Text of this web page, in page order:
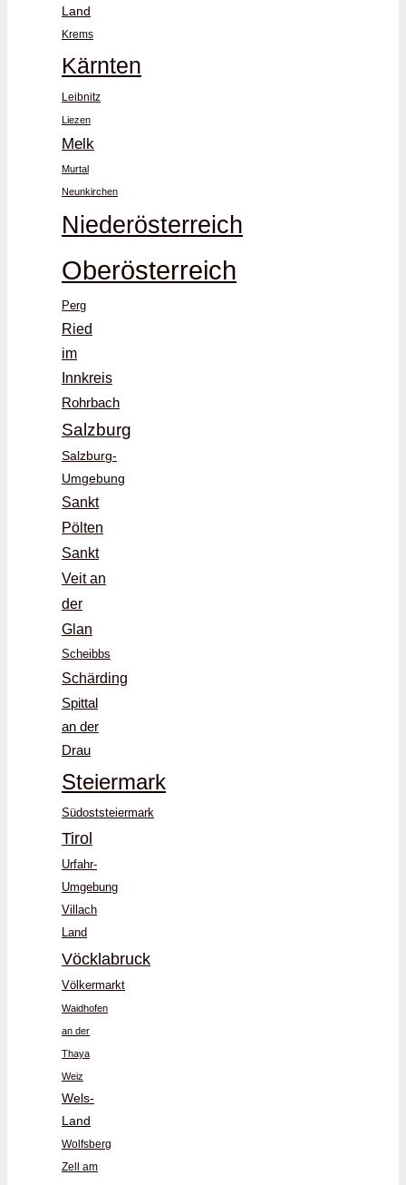
Land
Krems
Kärnten
Leibnitz
Liezen
Melk
Murtal
Neunkirchen
Niederösterreich
Oberösterreich
Perg
Ried
im
Innkreis
Rohrbach
Salzburg
Salzburg-
Umgebung
Sankt
Pölten
Sankt
Veit an
der
Glan
Scheibbs
Schärding
Spittal
an der
Drau
Steiermark
Südoststeiermark
Tirol
Urfahr-
Umgebung
Villach
Land
Vöcklabruck
Völkermarkt
Waidhofen
an der
Thaya
Weiz
Wels-
Land
Wolfsberg
Zell am